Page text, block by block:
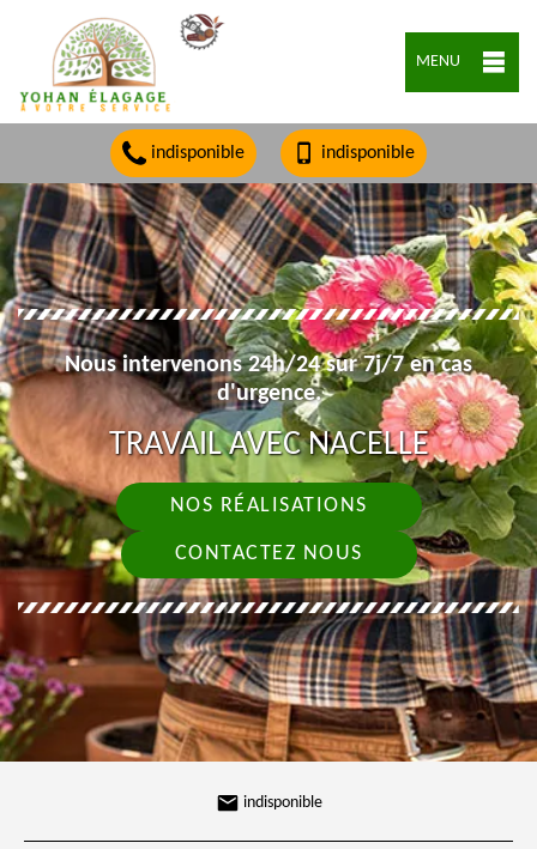
MENU
indisponible indisponible
Nous intervenons 24h/24 sur 7j/7 en cas
d'urgence.
TRAVAIL AVEC NACELLE
NOS RÉALISATIONS
CONTACTEZ NOUS
indisponible